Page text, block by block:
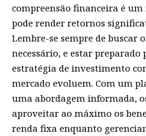
compreensão financeira é
pode render retornos
Lembre-se sempre de buscar
necessário, e estar preparado
estratégia de investimento
mercado evoluem. Com um
uma abordagem informada,
aproveitar ao máximo os
renda fixa enquanto